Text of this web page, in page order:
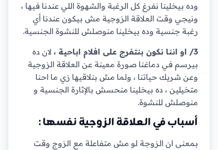
وده بيخلينا نفرغ كل الرغبة والشهوة اللي عندنا فيها ،
ونيجي وقت العلاقة الزوجية مش بيكون عندنا أي
رغبة جنسية وده بيخلينا منوصلش للنشوة الجنسية.
3/ او اننا نكون بنتفرج على افلام اباحية ،
لان ده
بيرسم في دماغنا صورة معينة عن العلاقة الزوجية
وعن شريك حياتنا ، ولما مش بنلاقيها زي ما احنا
متخيلين ، ده بيخلينا منحسش بالإثارة الجنسية و
منوصلش للنشوة.
أسباب في العلاقة الزوجية نفسها :
بمعنى ان الزوجة لو مش متفاعلة مع الزوج وقت